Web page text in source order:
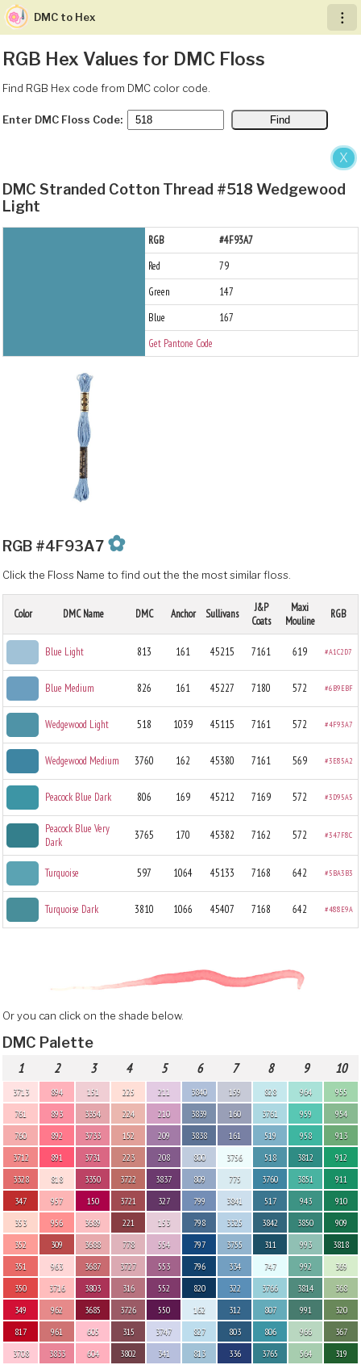
X
︙
DMC to Hex
RGB Hex Values for DMC Floss
Find RGB Hex code from DMC color code.
Enter DMC Floss Code:
DMC Stranded Cotton Thread #518 Wedgewood
Light
RGB
#4F93A7
Red
79
Green
147
Blue
167
Get Pantone Code
RGB #4F93A7 ✿
Click the Floss Name to find out the the most similar floss.
Color DMC Name DMC Anchor Sullivans
J&P
Coats
Maxi
Mouline
RGB
Blue Light 813 161 45215 7161 619 #A1C2D7
Blue Medium 826 161 45227 7180 572 #6B9EBF
Wedgewood Light 518 1039 45115 7161 572 #4F93A7
Wedgewood Medium 3760 162 45380 7161 569 #3E85A2
Peacock Blue Dark 806 169 45212 7169 572 #3D95A5
Peacock Blue Very
Dark
3765 170 45382 7162 572 #347F8C
Turquoise 597 1064 45133 7168 642 #5BA3B3
Turquoise Dark 3810 1066 45407 7168 642 #488E9A
Or you can click on the shade below.
DMC Palette
1 2 3 4 5 6 7 8 9 10
3713
761
760
3712
3328
347
353
352
351
350
349
817
3708
894
893
892
891
818
957
956
309
963
3716
962
961
3833
151
3354
3733
3731
3350
150
3689
3688
3687
3803
3685
605
604
225
224
152
223
3722
3721
221
778
3727
316
3726
315
3802
211
210
209
208
3837
327
153
554
553
552
550
3747
341
3840
3839
3838
800
809
799
798
797
796
820
162
827
813
159
160
161
3756
775
3841
3325
3755
334
322
312
803
336
828
3761
519
518
3760
517
3842
311
747
3766
807
806
3765
964
959
958
3812
3851
943
3850
993
992
3814
991
966
564
955
954
913
912
911
910
909
3818
369
368
320
367
319